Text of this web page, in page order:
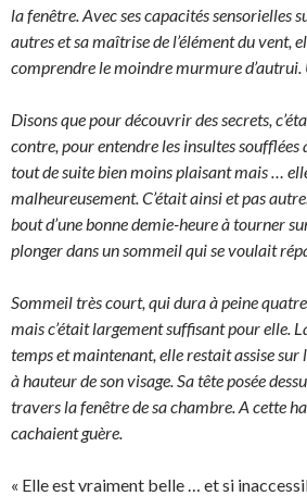
la fenêtre. Avec ses capacités sensorielles
autres et sa maîtrise de l’élément du vent,
comprendre le moindre murmure
Disons que pour découvrir des secrets,
contre, pour entendre les insultes soufflées
tout de suite bien moins plaisant mais …
malheureusement. C’était ainsi et pas
bout d’une bonne demie-heure à tourner
plonger dans un sommeil qui se voulait
Sommeil très court, qui dura à peine
mais c’était largement suffisant pour elle.
temps et maintenant, elle restait assise sur
à hauteur de son visage. Sa tête posée
travers la fenêtre de sa chambre. A cette
cachaient guère.
« Elle est vraiment belle … et si